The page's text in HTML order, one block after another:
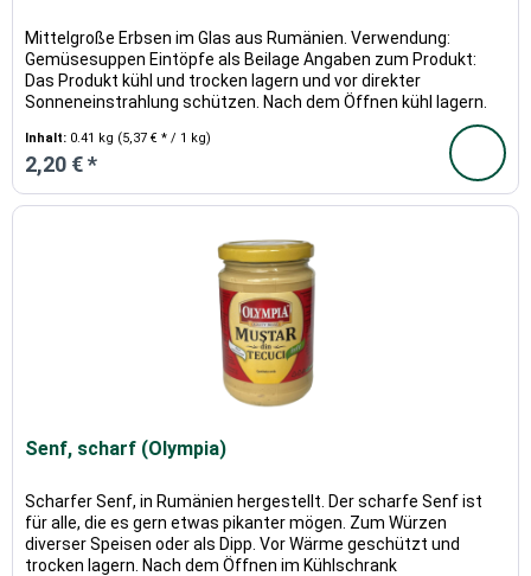
Mittelgroße Erbsen im Glas aus Rumänien. Verwendung:
Gemüsesuppen Eintöpfe als Beilage Angaben zum Produkt:
Das Produkt kühl und trocken lagern und vor direkter
Sonneneinstrahlung schützen. Nach dem Öffnen kühl lagern.
Inhalt: 0.41 kg (5,37 € * / 1 kg)
2,20 € *
Senf, scharf (Olympia)
Scharfer Senf, in Rumänien hergestellt. Der scharfe Senf ist
für alle, die es gern etwas pikanter mögen. Zum Würzen
diverser Speisen oder als Dipp. Vor Wärme geschützt und
trocken lagern. Nach dem Öffnen im Kühlschrank